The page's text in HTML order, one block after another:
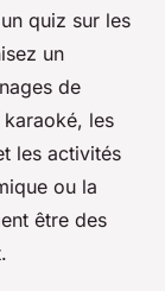
quiz sur les
un
de
les
les activités
ou la
être des